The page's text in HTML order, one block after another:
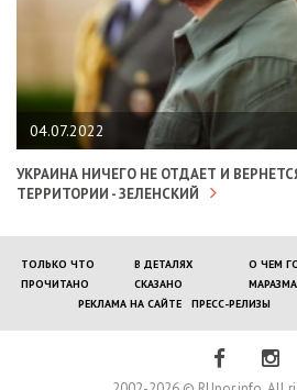
04.07.2022
УКРАИНА НИЧЕГО НЕ ОТДАЕТ И
ТЕРРИТОРИИ - ЗЕЛЕНСКИЙ
ТОЛЬКО ЧТО В ДЕТАЛЯХ О ЧЕМ
ПРОЧИТАНО
СКАЗАНО
РЕКЛАМА НА САЙТЕ
ПРЕСС-РЕЛИЗЫ